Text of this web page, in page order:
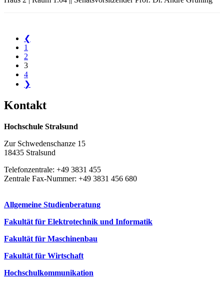
❮
1
2
3
4
❯
Kon­takt
Hochschule Stralsund
Zur Schwedenschanze 15
18435 Stralsund
Telefonzentrale: +49 3831 455
Zentrale Fax-Nummer: +49 3831 456 680
Allgemeine Studienberatung
Fakultät für Elektrotechnik und Informatik
Fakultät für Maschinenbau
Fakultät für Wirtschaft
Hochschulkommunikation